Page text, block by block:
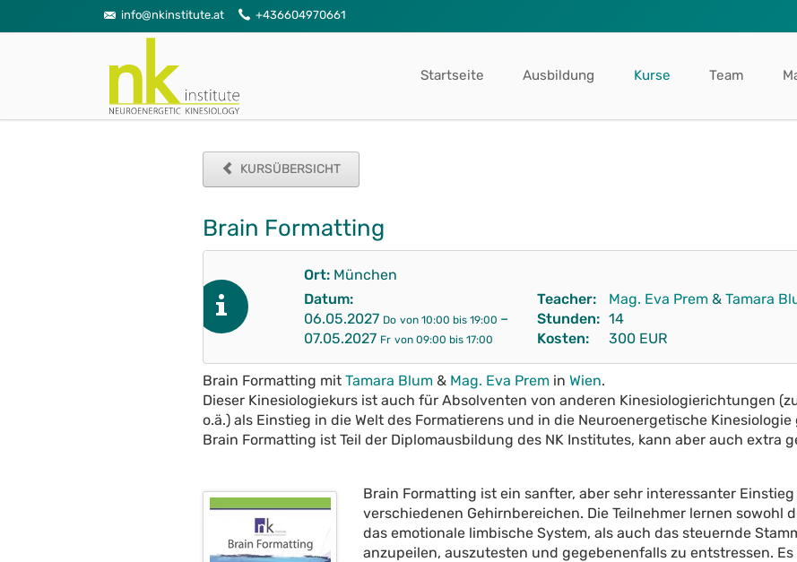
info@nkinstitute.at +436604970661
Startseite Ausbildung Kurse Team
KURSÜBERSICHT
Brain Formatting
Ort: München
Datum:
06.05.2027 Do von 10:00 bis 19:00 –
07.05.2027 Fr von 09:00 bis 17:00
Teacher: Mag. Eva Prem& Tamara
Stunden: 14
Kosten:
300 EUR
Brain Formatting mitTamara Blum & Mag. Eva Prem inWien.
Dieser Kinesiologiekurs ist auch für Absolventen von anderen Kinesiologierichtungen
o.ä.) als Einstieg in die Welt des Formatierens und in die Neuroenergetische Kinesiologie
Brain Formatting ist Teil der Diplomausbildung des NK Institutes, kann aber auch extra
Brain Formatting ist ein sanfter, aber sehr interessanter
verschiedenen Gehirnbereichen. Die Teilnehmer lernen sowohl
das emotionale limbische System, als auch das steuernde
anzupeilen, auszutesten und gegebenenfalls zu entstressen.